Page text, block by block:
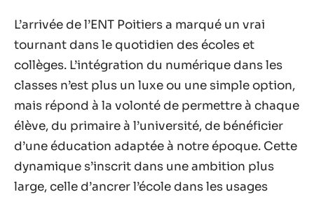
L’arrivée de l’ENT Poitiers a marqué un vrai
tournant dans le quotidien des écoles et
collèges. L’intégration du numérique dans les
classes n’est plus un luxe ou une simple option,
mais répond à la volonté de permettre à chaque
élève, du primaire à l’université, de bénéficier
d’une éducation adaptée à notre époque. Cette
dynamique s’inscrit dans une ambition plus
large, celle d’ancrer l’école dans les usages